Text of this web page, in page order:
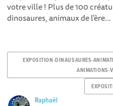
votre ville ! Plus de 100
dinosaures, animaux de l'ère...
EXPOSITION-DINAUSAURES-
ANIMATIONS-
Raphaël